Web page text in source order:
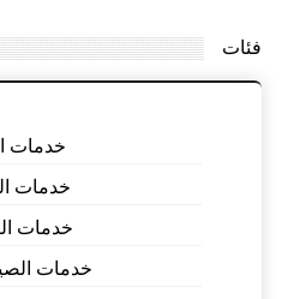
فئات
خدمات
خدمات
خدمات
خدمات